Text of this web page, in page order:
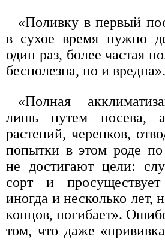
«Поливку в первый
в сухое время нужно
один раз, более частая
бесполезна, но и вредна».
«Полная
лишь путем посева,
растений, черенков,
попытки в этом роде
не достигают цели:
сорт и
иногда и несколько лет,
концов, погибает».
том, что даже